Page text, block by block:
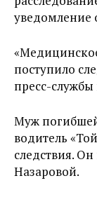
уведомление
поступило
пресс-службы
Муж
водитель
следствия.
Назаровой.